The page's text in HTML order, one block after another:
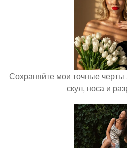
Сохраняйте мои точные
скул, носа и